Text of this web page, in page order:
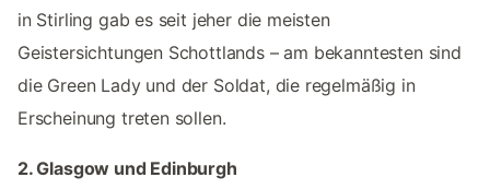
in Stirling gab es seit jeher die meisten
Geistersichtungen Schottlands – am bekanntesten sind
die Green Lady und der Soldat, die regelmäßig in
Erscheinung treten sollen.
2. Glasgow und Edinburgh